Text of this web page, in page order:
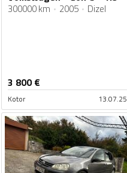
300000 km 2005 Dizel
3 800€
Kotor 13.07.25